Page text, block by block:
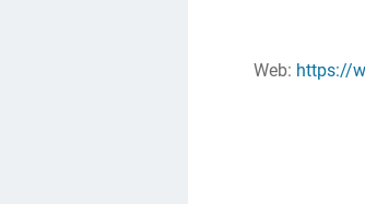
Web: https://